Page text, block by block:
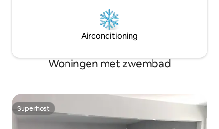
Airconditioning
Woningen met zwembad
Superhost
Superhost